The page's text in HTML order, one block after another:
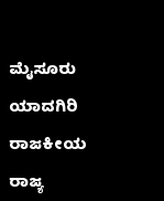
ಮೈಸೂರು
ಯಾದಗಿರಿ
ರಾಜಕೀಯ
ರಾಜ್ಯ